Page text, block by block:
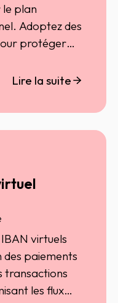
plan
Adoptez des
protéger
Lire la suite
virtuels
paiements
transactions
les flux